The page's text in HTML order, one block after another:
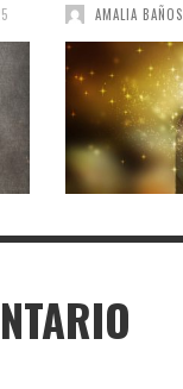
AMALIA BAÑOS